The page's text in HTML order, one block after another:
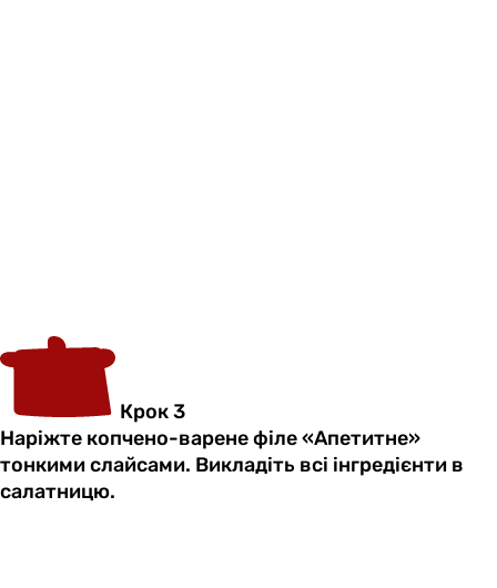
Крок 3
Наріжте копчено-варене філе «Апетитне»
тонкими слайсами. Викладіть всі інгредієнти в
салатницю.